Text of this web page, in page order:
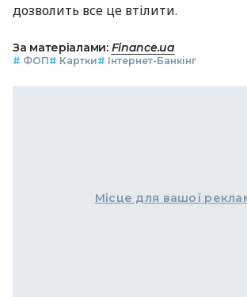
дозволить все це втілити.
За матеріалами: Finance.ua
# ФОП# Картки# Інтернет-Банкінг
Місце для вашої